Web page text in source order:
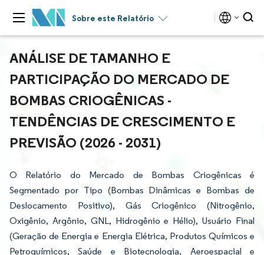
Sobre este Relatório
ANÁLISE DE TAMANHO E
PARTICIPAÇÃO DO MERCADO DE
BOMBAS CRIOGÊNICAS -
TENDÊNCIAS DE CRESCIMENTO E
PREVISÃO (2026 - 2031)
O Relatório do Mercado de Bombas Criogênicas é
Segmentado por Tipo (Bombas Dinâmicas e Bombas de
Deslocamento Positivo), Gás Criogênico (Nitrogênio,
Oxigênio, Argônio, GNL, Hidrogênio e Hélio), Usuário Final
(Geração de Energia e Energia Elétrica, Produtos Químicos e
Petroquímicos, Saúde e Biotecnologia, Aeroespacial e